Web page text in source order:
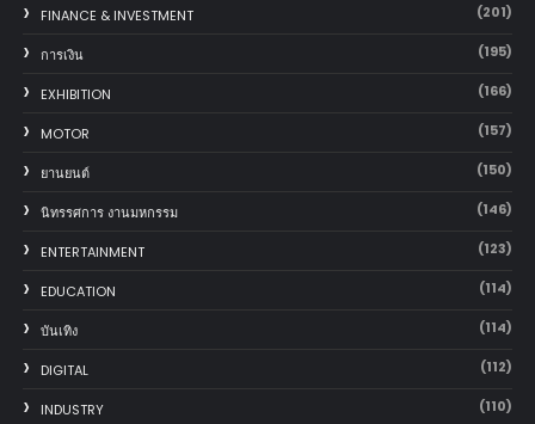
FINANCE & INVESTMENT (201)
การเงิน (195)
EXHIBITION (166)
MOTOR (157)
‎ยานยนต์‎ (150)
นิทรรศการ งานมหกรรม (146)
ENTERTAINMENT (123)
EDUCATION (114)
บันเทิง (114)
DIGITAL (112)
INDUSTRY (110)